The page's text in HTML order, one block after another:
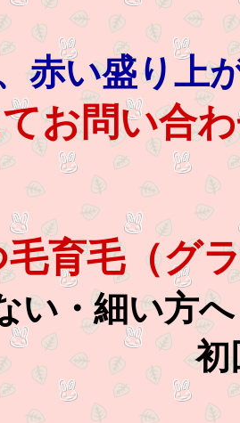
ケ
赤い盛り上
お問い合
育毛（グ
ない・細い
７０日